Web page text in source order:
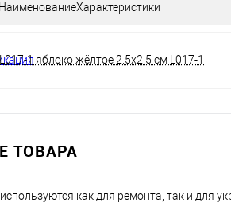
НаименованиеХарактеристики
L017-1 яблоко жёлтое 2.5х2.5 см L017-1
ТОВАРА
как для ремонта, так и для